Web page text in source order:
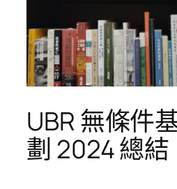
UBR 無條件
劃 2024 總結